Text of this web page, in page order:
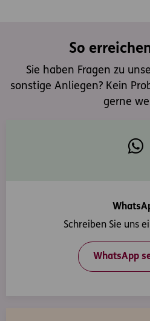
So
Sie haben Fragen zu
sonstige Anliegen? Kein
gerne
Schreiben Sie uns
WhatsApp